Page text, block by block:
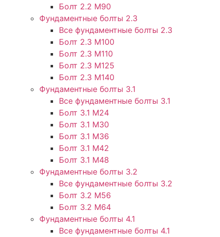
Болт 2.2 М90
Фундаментные болты 2.3
Все фундаментные болты 2.3
Болт 2.3 М100
Болт 2.3 М110
Болт 2.3 М125
Болт 2.3 М140
Фундаментные болты 3.1
Все фундаментные болты 3.1
Болт 3.1 М24
Болт 3.1 М30
Болт 3.1 М36
Болт 3.1 М42
Болт 3.1 М48
Фундаментные болты 3.2
Все фундаментные болты 3.2
Болт 3.2 М56
Болт 3.2 М64
Фундаментные болты 4.1
Все фундаментные болты 4.1